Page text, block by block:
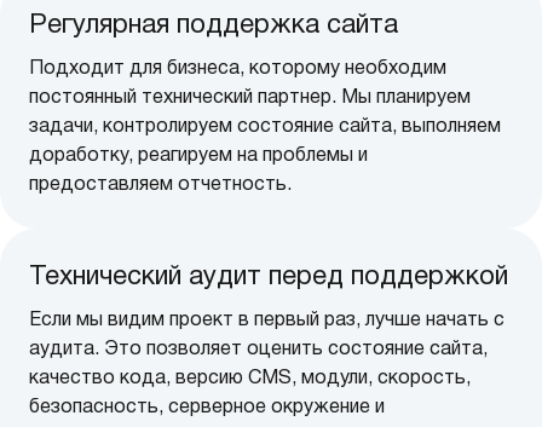
Регулярная поддержка сайта
Подходит для бизнеса, которому необходим
постоянный технический партнер. Мы планируем
задачи, контролируем состояние сайта, выполняем
доработку, реагируем на проблемы и
предоставляем отчетность.
Технический аудит перед поддержкой
Если мы видим проект в первый раз, лучше начать с
аудита. Это позволяет оценить состояние сайта,
качество кода, версию CMS, модули, скорость,
безопасность, серверное окружение и